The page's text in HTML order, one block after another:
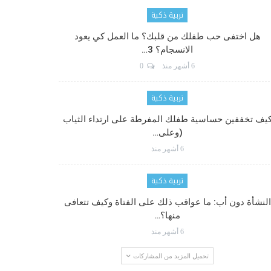
تربية ذكية
هل اختفى حب طفلك من قلبك؟ ما العمل كي يعود
الانسجام؟ 3…
6 أشهر منذ
تربية ذكية
تخففين حساسية طفلك المفرطة على ارتداء الثياب
(وعلى…
6 أشهر منذ
تربية ذكية
النشأة دون أب: ما عواقب ذلك على الفتاة وكيف تتعافى
منها؟…
6 أشهر منذ
تحميل المزيد من المشاركات